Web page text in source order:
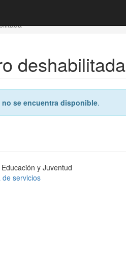
deshabilitada
no se encuentra disponible.
y Juventud
de servicios